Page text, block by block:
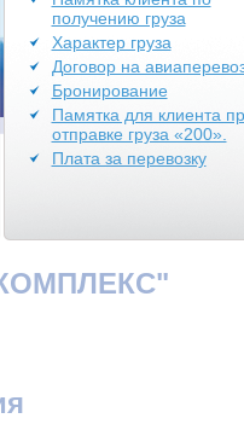
получению груза
Характер груза
Договор на
Бронирование
Памятка для клиента
отправке груза «200».
Плата за перевозку